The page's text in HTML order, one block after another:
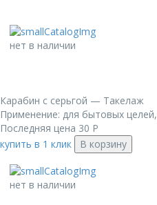
нет в наличии
Карабин с серьгой — Такелаж
Применение: для бытовых
Последняя цена 30 Р
купить в 1 клик
В корзину
нет в наличии